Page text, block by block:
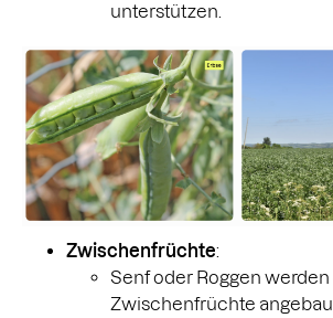
unterstützen.
Zwischenfrüchte:
Senf oder Roggen werden
Zwischenfrüchte